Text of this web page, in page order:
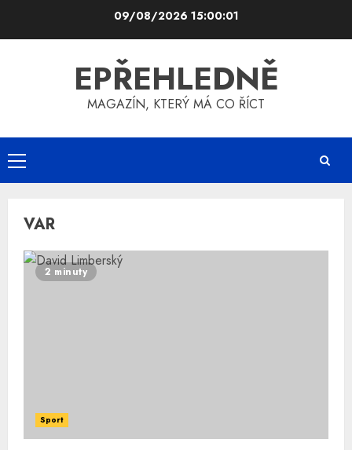
09/08/2026 15:00:01
EPŘEHLEDNĚ
MAGAZÍN, KTERÝ MÁ CO ŘÍCT
Primary
Menu
VAR
2 minuty
Sport